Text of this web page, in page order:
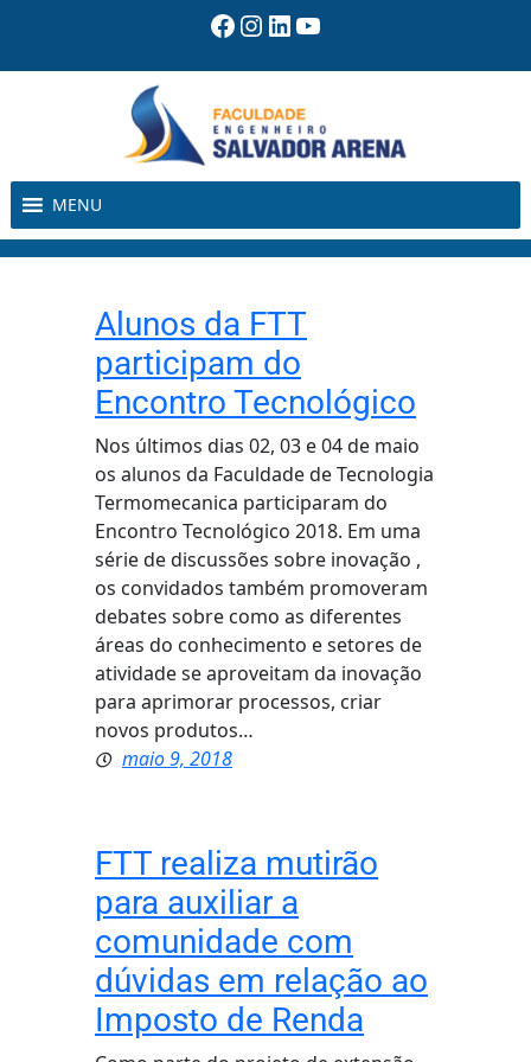
o
Facebook
Instagram
LinkedIn
Youtube
MENU
Alunos da FTT
participam do
Encontro Tecnológico
Nos últimos dias 02, 03 e 04 de maio
os alunos da Faculdade de Tecnologia
Termomecanica participaram do
Encontro Tecnológico 2018. Em uma
série de discussões sobre inovação ,
os convidados também promoveram
debates sobre como as diferentes
áreas do conhecimento e setores de
atividade se aproveitam da inovação
para aprimorar processos, criar
novos produtos…
maio 9, 2018
FTT realiza mutirão
para auxiliar a
comunidade com
dúvidas em relação ao
Imposto de Renda